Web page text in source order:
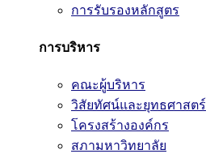
การรับรองหลักสูตร
การบริหาร
คณะผู้บริหาร
วิสัยทัศน์และยุทธศาสตร์
โครงสร้างองค์กร
สภามหาวิทยาลัย